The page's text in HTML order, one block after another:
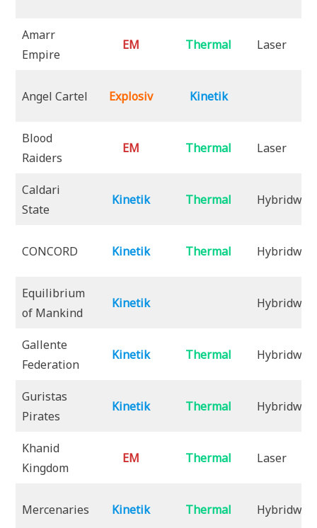
Amarr
Empire
EM Thermal Laser
Angel Cartel Explosiv Kinetik
Blood
Raiders
EM Thermal Laser
Caldari
State
Kinetik Thermal
CONCORD Kinetik Thermal
Equilibrium
of Mankind
Kinetik
Gallente
Federation
Kinetik Thermal
Guristas
Pirates
Kinetik Thermal
Khanid
Kingdom
EM Thermal Laser
Mercenaries Kinetik Thermal